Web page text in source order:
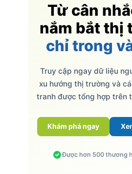
Từ cân
nắm bắt thị
chỉ trong
Truy cập ngay dữ liệu
xu hướng thị trường và
tranh được tổng hợp trên
Khám phá ngay
Được hơn 500 thương